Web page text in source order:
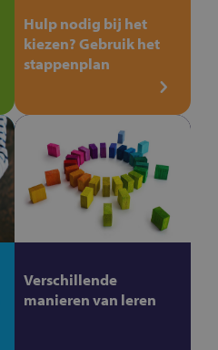
Hulp nodig bij het
kiezen? Gebruik het
stappenplan
Verschillende
manieren van leren